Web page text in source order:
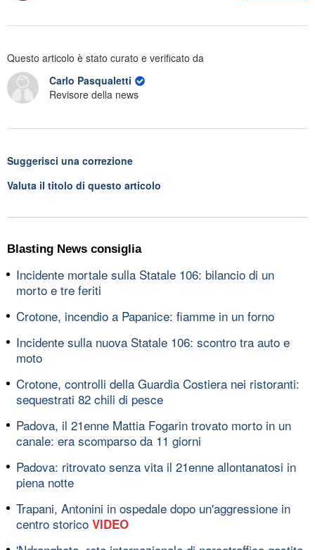
Questo articolo è stato curato e verificato da
Carlo Pasqualetti
Revisore della news
Suggerisci una correzione
Valuta il titolo di questo articolo
Blasting News consiglia
Incidente mortale sulla Statale 106: bilancio di un
morto e tre feriti
Crotone, incendio a Papanice: fiamme in un forno
Incidente sulla nuova Statale 106: scontro tra auto e
moto
Crotone, controlli della Guardia Costiera nei ristoranti:
sequestrati 82 chili di pesce
Padova, il 21enne Mattia Fogarin trovato morto in un
canale: era scomparso da 11 giorni
Padova: ritrovato senza vita il 21enne allontanatosi in
piena notte
Trapani, Antonini in ospedale dopo un'aggressione in
centro storico VIDEO